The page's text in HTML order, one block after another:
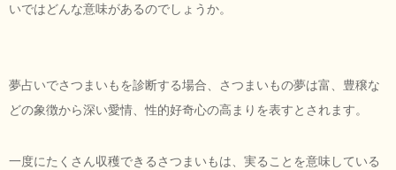
いではどんな意味があるのでしょうか。
夢占いでさつまいもを診断する場合、さつまいもの夢は富、豊穣な
どの象徴から深い愛情、性的好奇心の高まりを表すとされます。
一度にたくさん収穫できるさつまいもは、実ることを意味している